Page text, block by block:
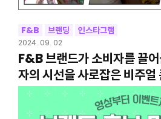
F&B 브랜딩 인스타그램
2024. 09. 02
F&B 브랜드가 소비자를 끌
자의 시선을 사로잡은 비주얼